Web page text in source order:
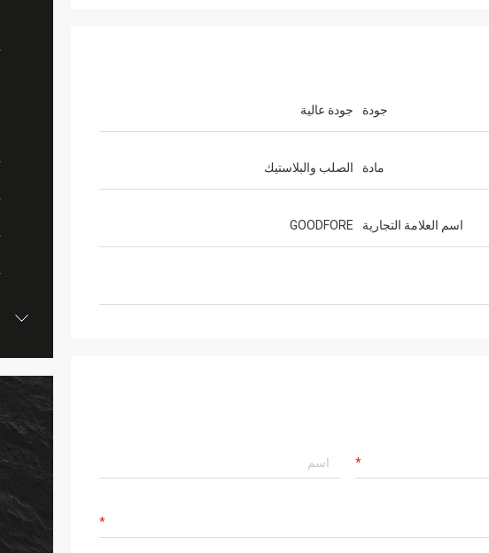
جودة جودة عالية
مادة الصلب والبلاستيك
اسم العلامة التجارية GOODFORE